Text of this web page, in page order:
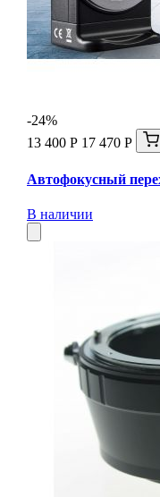
-24%
13 400 Р 17 470 Р
Автофокусный
В наличии